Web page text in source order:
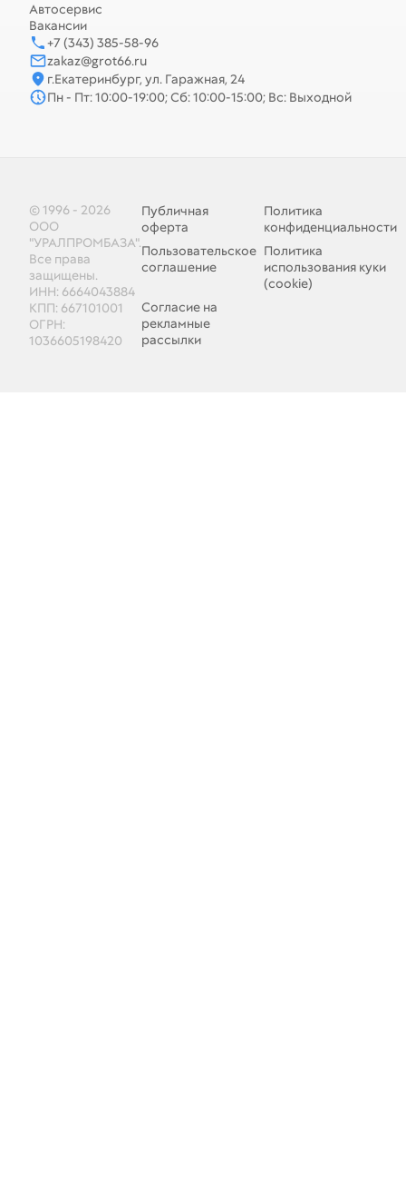
Автосервис
Вакансии
+7 (343) 385-58-96
zakaz@grot66.ru
г.Екатеринбург, ул. Гаражная, 24
Пн - Пт: 10:00-19:00; Сб: 10:00-15:00; Вс: Выходной
© 1996 - 2026
ООО
"УРАЛПРОМБАЗА".
Все права
защищены.
ИНН: 6664043884
КПП: 667101001
ОГРН:
1036605198420
Публичная
оферта
Политика
конфиденциальности
Пользовательское
соглашение
Политика
использования куки
(cookie)
Согласие на
рекламные
рассылки